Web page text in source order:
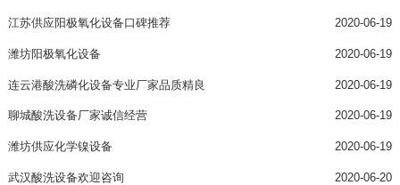
江苏供应阳极氧化设备口碑推荐 2020-06-19
潍坊阳极氧化设备 2020-06-19
连云港酸洗磷化设备专业厂家品质精良 2020-06-19
聊城酸洗设备厂家诚信经营 2020-06-19
潍坊供应化学镍设备 2020-06-19
武汉酸洗设备欢迎咨询 2020-06-20